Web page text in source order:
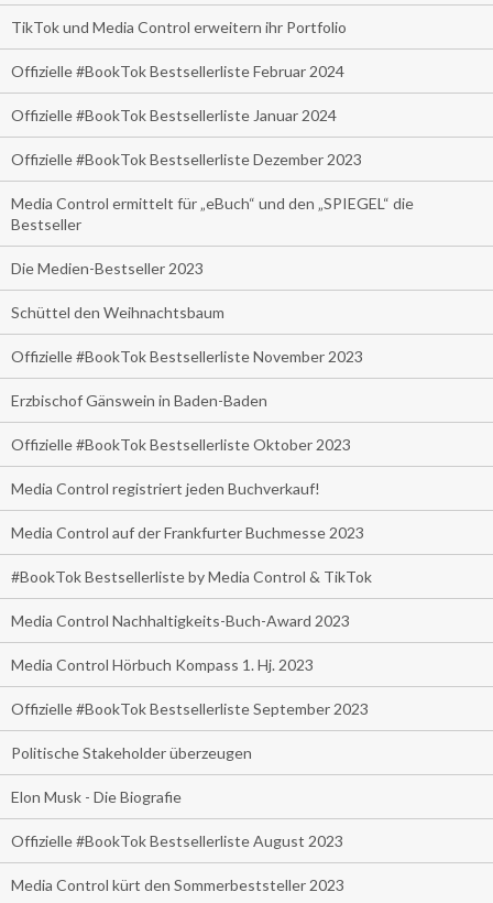
TikTok und Media Control erweitern ihr Portfolio
Offizielle #BookTok Bestsellerliste Februar 2024
Offizielle #BookTok Bestsellerliste Januar 2024
Offizielle #BookTok Bestsellerliste Dezember 2023
Media Control ermittelt für „eBuch“ und den „SPIEGEL“ die
Bestseller
Die Medien-Bestseller 2023
Schüttel den Weihnachtsbaum
Offizielle #BookTok Bestsellerliste November 2023
Erzbischof Gänswein in Baden-Baden
Offizielle #BookTok Bestsellerliste Oktober 2023
Media Control registriert jeden Buchverkauf!
Media Control auf der Frankfurter Buchmesse 2023
#BookTok Bestsellerliste by Media Control & TikTok
Media Control Nachhaltigkeits-Buch-Award 2023
Media Control Hörbuch Kompass 1. Hj. 2023
Offizielle #BookTok Bestsellerliste September 2023
Politische Stakeholder überzeugen
Elon Musk - Die Biografie
Offizielle #BookTok Bestsellerliste August 2023
Media Control kürt den Sommerbeststeller 2023